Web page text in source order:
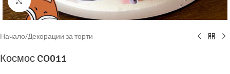
Начало/Декорации за торти
Космос CO011